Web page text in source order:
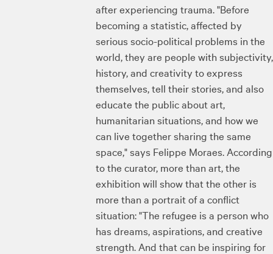
after experiencing trauma. "Before
becoming a statistic, affected by
serious socio-political problems in the
world, they are people with subjectivity,
history, and creativity to express
themselves, tell their stories, and also
educate the public about art,
humanitarian situations, and how we
can live together sharing the same
space," says Felippe Moraes. According
to the curator, more than art, the
exhibition will show that the other is
more than a portrait of a conflict
situation: "The refugee is a person who
has dreams, aspirations, and creative
strength. And that can be inspiring for